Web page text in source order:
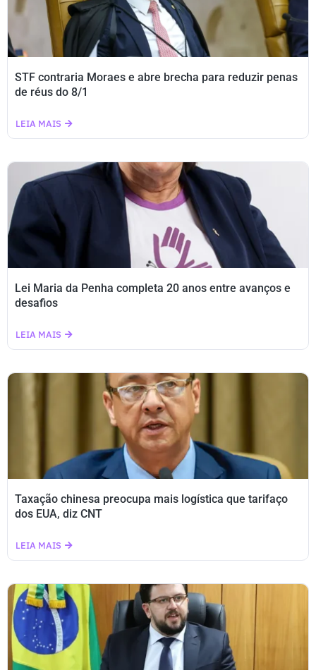
STF contraria Moraes e abre brecha para reduzir penas
de réus do 8/1
LEIA MAIS
Lei Maria da Penha completa 20 anos entre avanços e
desafios
LEIA MAIS
Taxação chinesa preocupa mais logística que tarifaço
dos EUA, diz CNT
LEIA MAIS